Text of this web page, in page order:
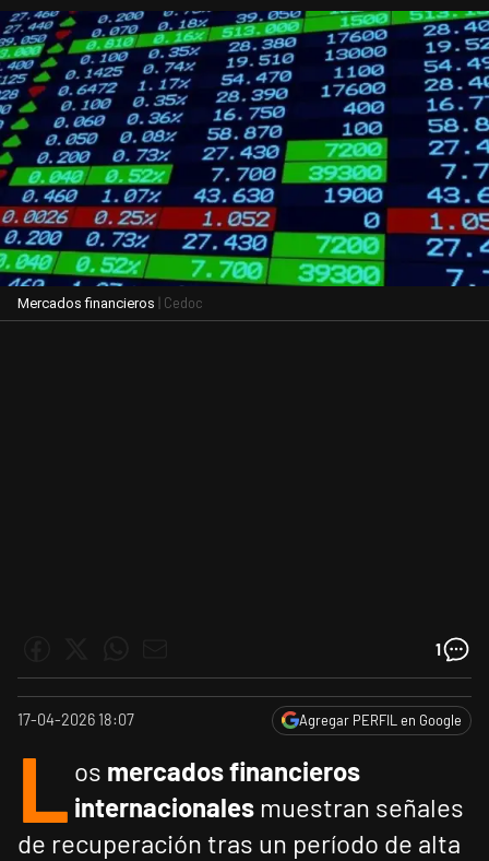
Mercados financieros | Cedoc
1
17-04-2026 18:07 Agregar PERFIL en Google
L os mercados financieros
internacionales muestran señales
de recuperación tras un período de alta